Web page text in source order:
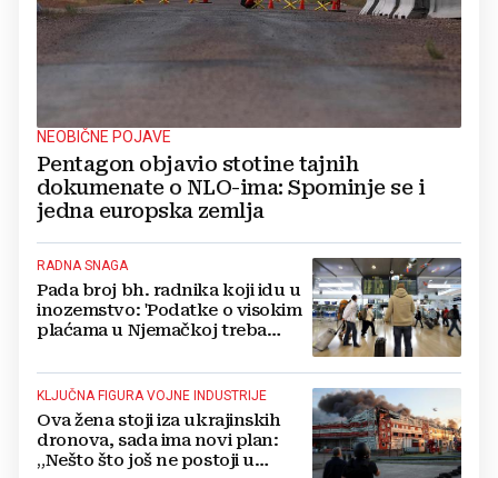
NEOBIČNE POJAVE
Pentagon objavio stotine tajnih
dokumenate o NLO-ima: Spominje se i
jedna europska zemlja
RADNA SNAGA
Pada broj bh. radnika koji idu u
inozemstvo: 'Podatke o visokim
plaćama u Njemačkoj treba
KLJUČNA FIGURA VOJNE INDUSTRIJE
Ova žena stoji iza ukrajinskih
dronova, sada ima novi plan:
„Nešto što još ne postoji u